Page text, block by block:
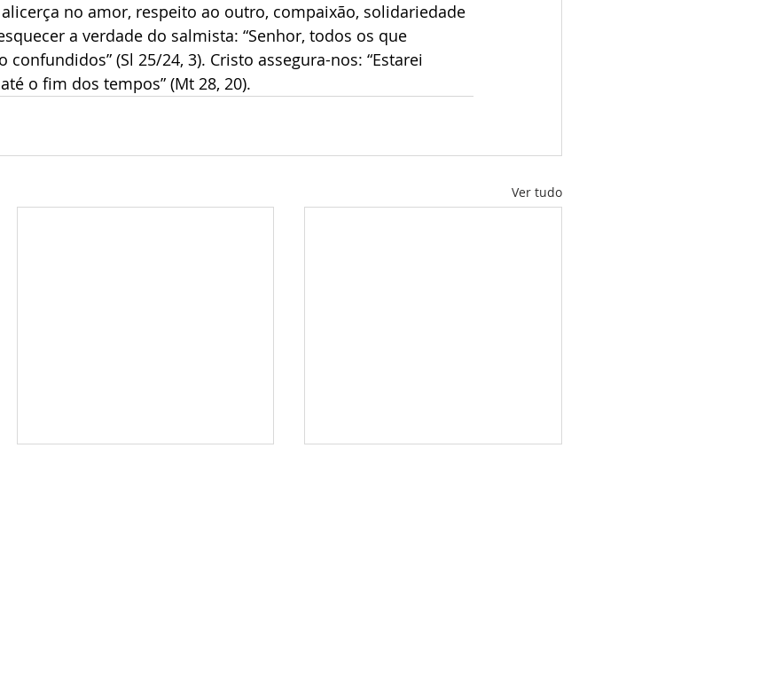
no amor, respeito ao outro, compaixão, solidariedade
a verdade do salmista: “Senhor, todos os que
(Sl 25/24, 3). Cristo assegura-nos: “Estarei
o fim dos tempos” (Mt 28, 20).
Ver tudo